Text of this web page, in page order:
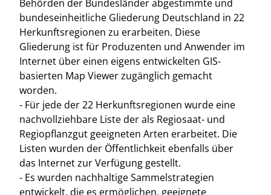
Behörden der Bundesländer abgestimmte und
bundeseinheitliche Gliederung Deutschland in 22
Herkunftsregionen zu erarbeiten. Diese
Gliederung ist für Produzenten und Anwender im
Internet über einen eigens entwickelten GIS-
basierten Map Viewer zugänglich gemacht
worden.
- Für jede der 22 Herkunftsregionen wurde eine
nachvollziehbare Liste der als Regiosaat- und
Regiopflanzgut geeigneten Arten erarbeitet. Die
Listen wurden der Öffentlichkeit ebenfalls über
das Internet zur Verfügung gestellt.
- Es wurden nachhaltige Sammelstrategien
entwickelt, die es ermöglichen, geeignete